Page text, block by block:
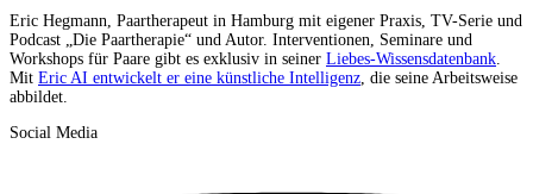
Eric Hegmann, Paartherapeut in Hamburg mit eigener Praxis, TV-Serie und
Podcast „Die Paartherapie“ und Autor. Interventionen, Seminare und
Workshops für Paare gibt es exklusiv in seiner Liebes-Wissensdatenbank
Mit Eric AI entwickelt er eine künstliche Intelligenz , die seine Arbeitsweise
abbildet.
Social Media